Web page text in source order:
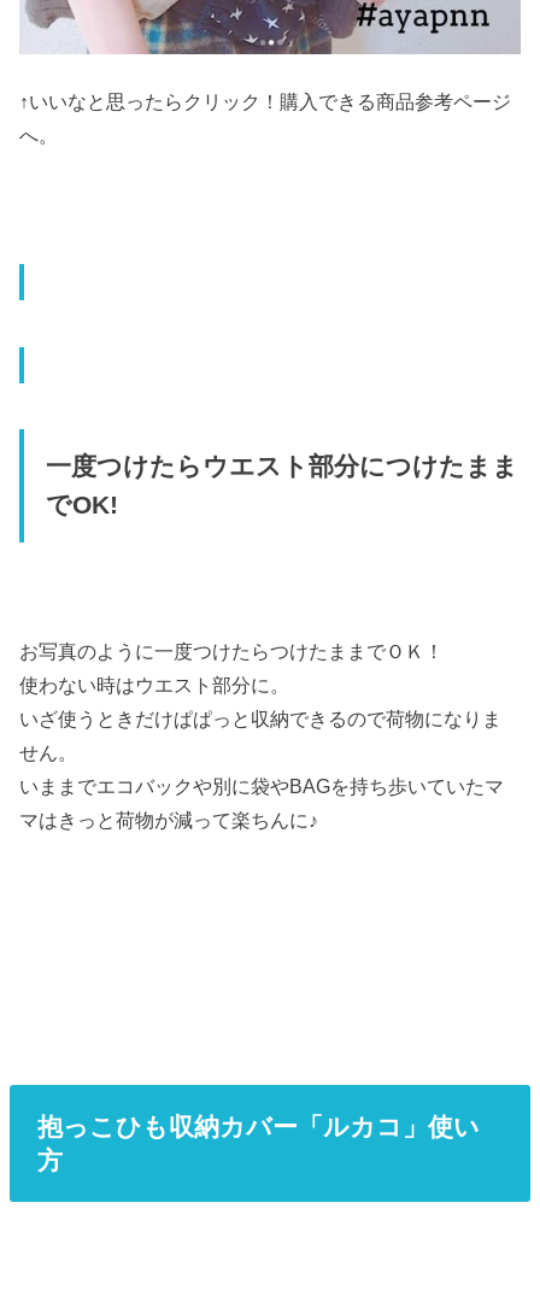
↑いいなと思ったらクリック！購入できる商品参考ページ
へ。
一度つけたらウエスト部分につけたまま
でOK!
お写真のように一度つけたらつけたままでＯＫ！
使わない時はウエスト部分に。
いざ使うときだけぱぱっと収納できるので荷物になりま
せん。
いままでエコバックや別に袋やBAGを持ち歩いていたマ
マはきっと荷物が減って楽ちんに♪
抱っこひも収納カバー「ルカコ」使い
方